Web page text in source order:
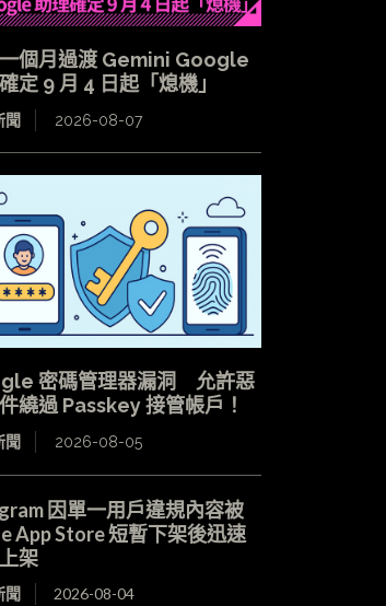
個月過渡 Gemini Google
定 9 月 4 日起「熄機」
聞 2026-08-07
密碼管理器漏洞 允許惡
繞過 Passkey 接管帳戶！
聞 2026-08-05
因單一用戶違規內容被
App Store 短暫下架後迅速
架
聞 2026-08-04